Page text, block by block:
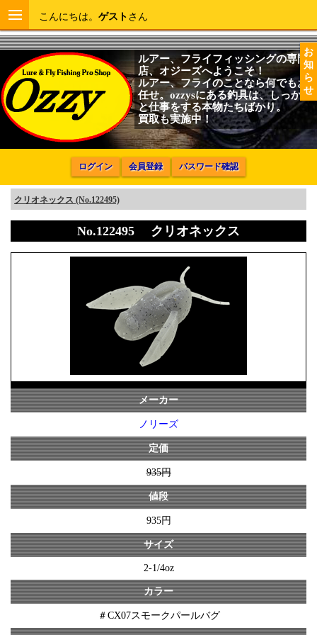
お
知
ら
せ
こんにちは。 ゲスト さん
ルアー、フライフィッシングの専門
店、オジーズへようこそ！
ルアー、フライのことなら何でもお
任せ。ozzysにある釣具は、しっかり
と仕事をする本物たちばかり。
買取も実施中！
ログイン 会員登録 パスワード確認
クリオネックス (No.122495)
No.122495 クリオネックス
メーカー
ノリーズ
定価
935円
値段
935円
サイズ
2-1/4oz
カラー
＃CX07スモークパールバグ